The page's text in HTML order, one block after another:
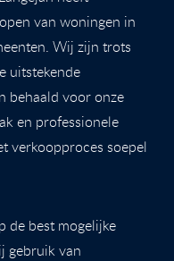
van woningen in
Wij zijn trots
uitstekende
behaald voor onze
en professionele
verkoopproces soepel
de best mogelijke
gebruik van